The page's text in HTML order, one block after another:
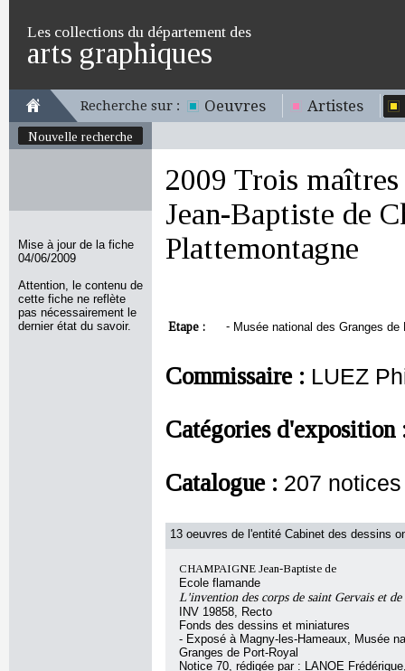
Les collections du département des
arts graphiques
Recherche sur : Oeuvres Artistes
Nouvelle recherche
Mise à jour de la fiche
04/06/2009
Attention, le contenu de
cette fiche ne reflète
pas nécessairement le
dernier état du savoir.
2009 Trois
Jean-Baptiste de
Plattemontagne
Etape : - Musée national des Granges
Commissaire : LUEZ
Catégories
Catalogue : 207
13 oeuvres de l'entité Cabinet des dessins
CHAMPAIGNE Jean-Baptiste de
Ecole flamande
L'invention des corps de saint Gervais et
INV 19858, Recto
Fonds des dessins et miniatures
- Exposé à Magny-les-Hameaux, Musée
Granges de Port-Royal
Notice 70, rédigée par : LANOE